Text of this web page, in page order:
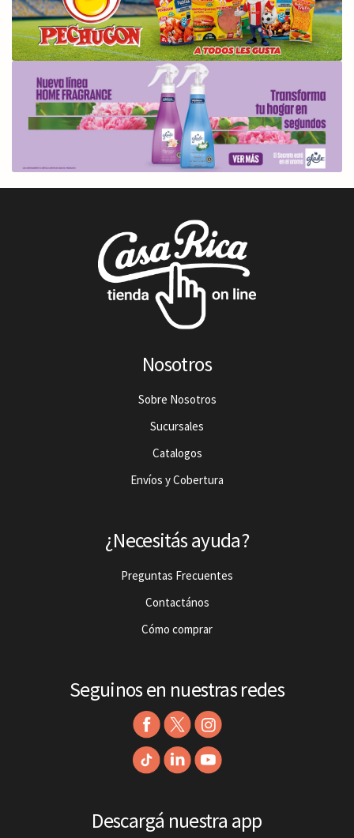
Nosotros
Sobre Nosotros
Sucursales
Catalogos
Envíos y Cobertura
¿Necesitás ayuda?
Preguntas Frecuentes
Contactános
Cómo comprar
Seguinos en nuestras redes
Descargá nuestra app